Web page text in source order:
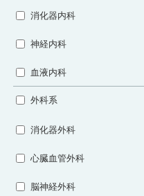
消化器内科
神経内科
血液内科
外科系
消化器外科
心臓血管外科
脳神経外科